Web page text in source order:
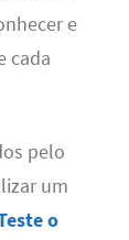
e
cada
pelo
um
o